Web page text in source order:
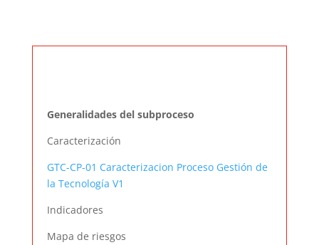
Generalidades del subproceso
Caracterización
GTC-CP-01 Caracterizacion Proceso Gestión de
la Tecnología V1
Indicadores
Mapa de riesgos